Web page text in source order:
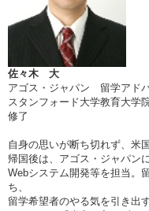
佐々木 大
アゴス・ジャパン 留学アド
スタンフォード大学教育大学
修了
自身の思いが断ち切れず、米
帰国後は、アゴス・ジャパン
Webシステム開発等を担当。
ち、
留学希望者のやる気を引き出